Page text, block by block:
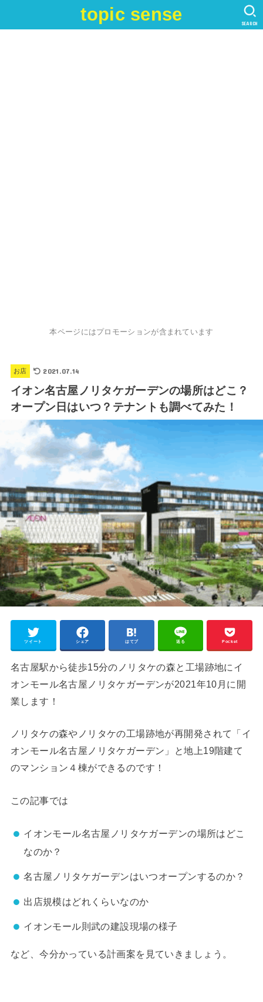
topic sense SEARCH
本ページにはプロモーションが含まれています
お店 2021.07.14
イオン名古屋ノリタケガーデンの場所はどこ？
オープン日はいつ？テナントも調べてみた！
ツイート シェア はてブ 送る Pocket
名古屋駅から徒歩15分のノリタケの森と工場跡地にイ
オンモール名古屋ノリタケガーデンが2021年10月に開
業します！
ノリタケの森やノリタケの工場跡地が再開発されて「イ
オンモール名古屋ノリタケガーデン」と地上19階建て
のマンション４棟ができるのです！
この記事では
イオンモール名古屋ノリタケガーデンの場所はどこ
なのか？
名古屋ノリタケガーデンはいつオープンするのか？
出店規模はどれくらいなのか
イオンモール則武の建設現場の様子
など、今分かっている計画案を見ていきましょう。